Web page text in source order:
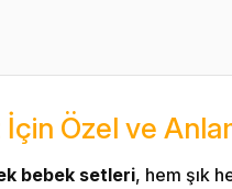
Özel ve
bebek setleri, hem şık